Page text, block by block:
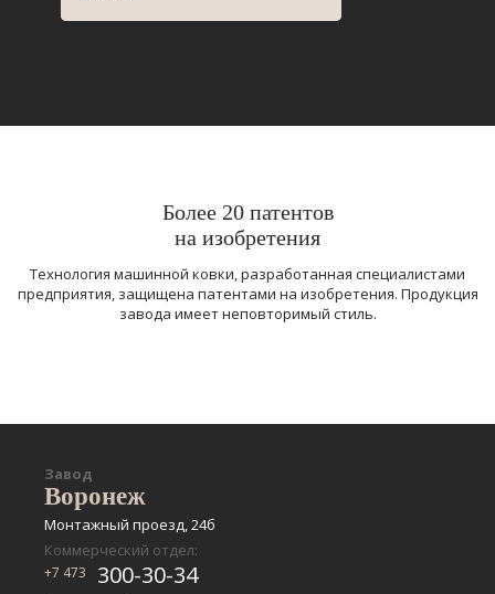
Более 20 патентов
на изобретения
Технология машинной ковки, разработанная специалистами
предприятия, защищена патентами на изобретения. Продукция
завода имеет неповторимый стиль.
Завод
Воронеж
Монтажный проезд, 24б
Коммерческий отдел:
+7 473 300-30-34